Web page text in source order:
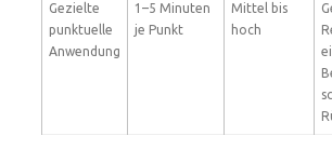
Gezielte
punktuelle
Anwendung
1–5 Minuten
je Punkt
Mittel bis
hoch